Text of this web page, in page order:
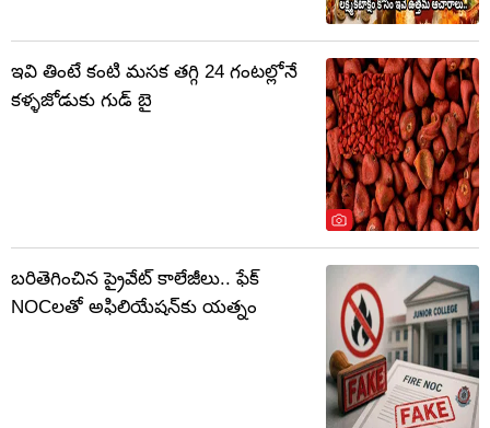
ఇవి తింటే కంటి మసక తగ్గి 24 గంటల్లోనే
కళ్ళజోడుకు గుడ్ బై
బరితెగించిన ప్రైవేట్ కాలేజీలు.. ఫేక్
NOCలతో అఫిలియేషన్‌కు యత్నం